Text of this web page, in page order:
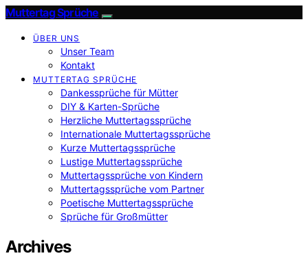
Muttertag Sprüche
ÜBER UNS
Unser Team
Kontakt
MUTTERTAG SPRÜCHE
Dankessprüche für Mütter
DIY & Karten-Sprüche
Herzliche Muttertagssprüche
Internationale Muttertagssprüche
Kurze Muttertagssprüche
Lustige Muttertagssprüche
Muttertagssprüche von Kindern
Muttertagssprüche vom Partner
Poetische Muttertagssprüche
Sprüche für Großmütter
Archives